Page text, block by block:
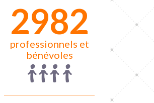
2991
professionnels et
bénévoles